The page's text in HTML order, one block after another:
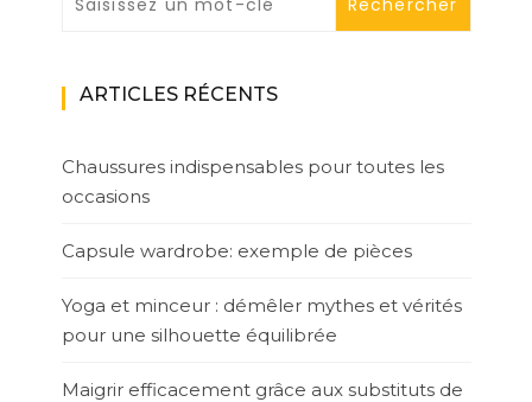
ARTICLES RÉCENTS
Chaussures indispensables pour toutes les
occasions
Capsule wardrobe: exemple de pièces
Yoga et minceur : démêler mythes et vérités
pour une silhouette équilibrée
Maigrir efficacement grâce aux substituts de